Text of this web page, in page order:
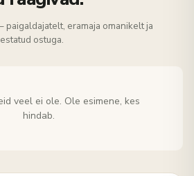
eramaja omanikelt ja
ostuga.
veel ei ole. Ole esimene, kes
hindab.